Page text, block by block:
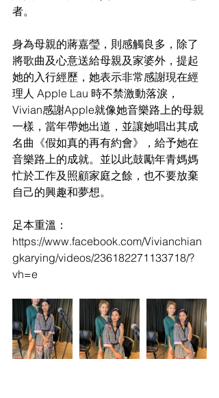
者。
身為母親的蔣嘉瑩，則感觸良多，除了
將歌曲及心意送給母親及家婆外，提起
她的入行經歷，她表示非常感謝現在經
理人 Apple Lau 時不禁激動落淚，
Vivian感謝Apple就像她音樂路上的母親
一樣，當年帶她出道，並讓她唱出其成
名曲《假如真的再有約會》，給予她在
音樂路上的成就。並以此鼓勵年青媽媽
忙於工作及照顧家庭之餘，也不要放棄
自己的興趣和夢想。
足本重溫：
https://www.facebook.com/Vivianchian
gkarying/videos/236182271133718/?
vh=e